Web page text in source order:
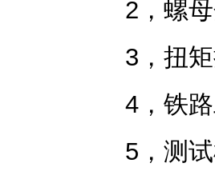
2，螺
3，扭
4，铁
5，测